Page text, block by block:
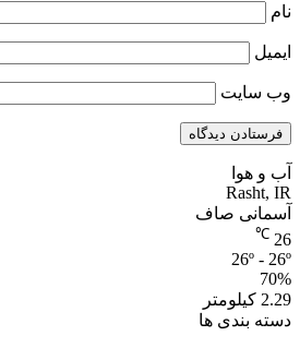
نام
ایمیل
وب‌ سایت
آب و هوا
Rasht, IR
آسمانی صاف
26
℃
26º - 26º
70%
2.29 کیلومتر
دسته بندی ها